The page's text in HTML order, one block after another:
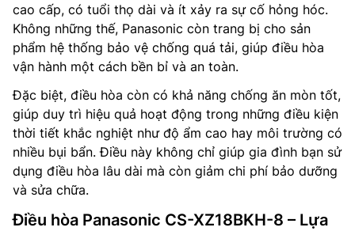
cao cấp, có tuổi thọ dài và ít xảy ra sự cố hỏng hóc.
Không những thế, Panasonic còn trang bị cho sản
phẩm hệ thống bảo vệ chống quá tải, giúp điều hòa
vận hành một cách bền bỉ và an toàn.
Đặc biệt, điều hòa còn có khả năng chống ăn mòn tốt,
giúp duy trì hiệu quả hoạt động trong những điều kiện
thời tiết khắc nghiệt như độ ẩm cao hay môi trường có
nhiều bụi bẩn. Điều này không chỉ giúp gia đình bạn sử
dụng điều hòa lâu dài mà còn giảm chi phí bảo dưỡng
và sửa chữa.
Điều hòa Panasonic CS-XZ18BKH-8 – Lựa